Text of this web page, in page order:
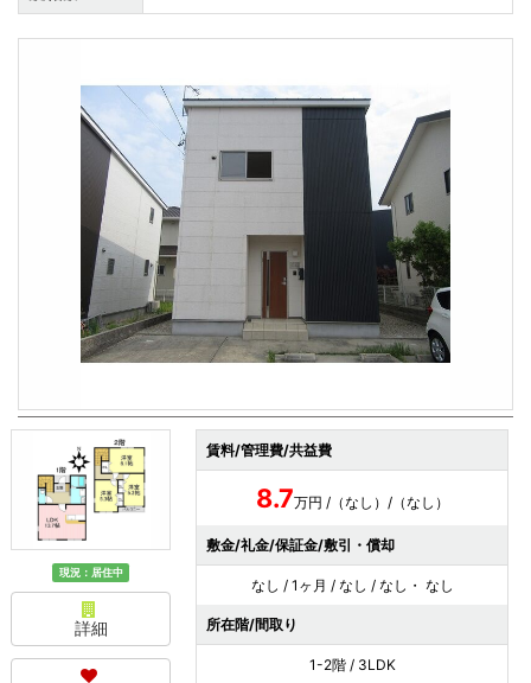
現況：居住中
詳細
賃料/管理費/共益費
8.7万円 /（なし）/（なし）
敷金/礼金/保証金/敷引・償却
なし / 1ヶ月 / なし / なし・ なし
所在階/間取り
1-2階 / 3LDK